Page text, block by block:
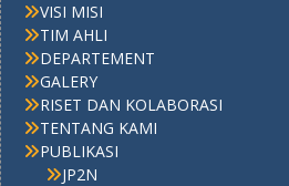
VISI MISI
TIM AHLI
DEPARTEMENT
GALERY
RISET DAN KOLABORASI
TENTANG KAMI
PUBLIKASI
JP2N